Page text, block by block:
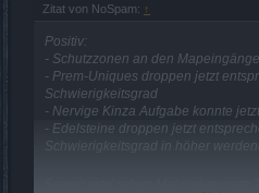
Zitat von NoSpam: ↑
Positiv:
- Schutzzonen an den
- Prem-Uniques droppen jetzt
Schwierigkeitsgrad
- Nervige Kinza Aufgabe konnte
- Edelsteine droppen jetzt
Schwierigkeitsgrad in höher